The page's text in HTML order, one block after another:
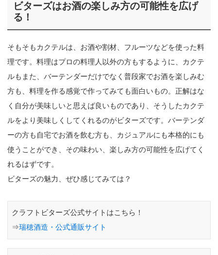
ビターズはお酒の楽しみ方の可能性を広げ
る！
そもそもカクテルは、お酒や割材、フルーツなどを使った料
理です。料理はプロの料理人以外の方もするように、カクテ
ルもまた、バーテンダーだけでなく普段家でお酒を楽しみむ
方も、料理を作る感覚で作ってみても面白いもの。正解はな
く自分が美味しいと思えば良いものであり、そうしたカクテ
ルをより美味しくしてくれるのがビターズです。バーテンダ
ーの方も自宅でお酒を飲む方も、カジュアルにも本格的にも
使うことができ、その味わい、楽しみ方の可能性を広げてく
れるはずです。
ビターズの魅力、ぜひ感じてみては？
クラフトビターズ公式サイトはこちら！
⇒瑞穂酒造・公式通販サイト